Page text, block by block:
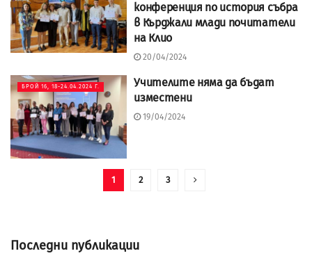
конференция по история събра
в Кърджали млади почитатели
на Клио
20/04/2024
БРОЙ 16, 18-24.04.2024 Г.
Учителите няма да бъдат
изместени
19/04/2024
1 2 3
Последни публикации